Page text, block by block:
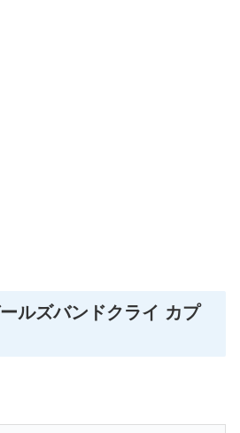
ールズバンドクライ カプ